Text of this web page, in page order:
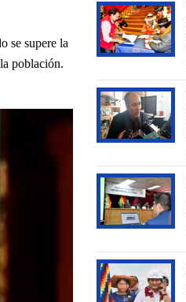
se supere la
población.